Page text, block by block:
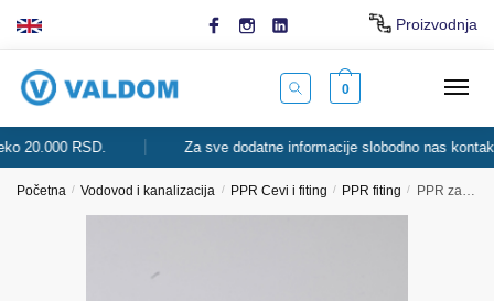
Proizvodnja
0
RSD. Za sve dodatne informacije slobodno nas
Početna / Vodovod i kanalizacija / PPR Cevi i fiting / PPR fiting / PPR završni čep beli